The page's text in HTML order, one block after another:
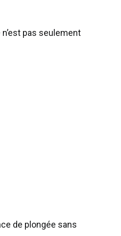
pas seulement
de plongée sans